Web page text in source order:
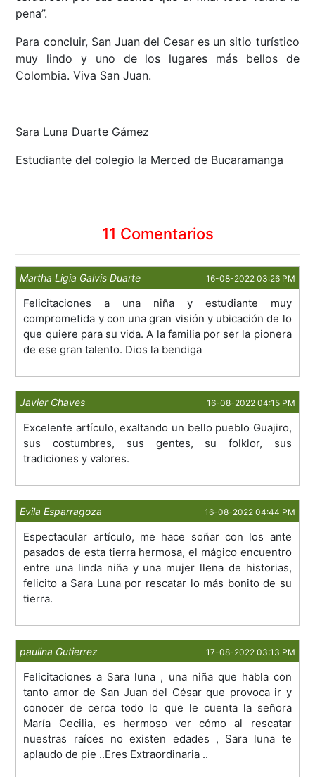
pena”.
Para concluir, San Juan del Cesar es un sitio turístico
muy lindo y uno de los lugares más bellos de
Colombia. Viva San Juan.
Sara Luna Duarte Gámez
Estudiante del colegio la Merced de Bucaramanga
11 Comentarios
Martha Ligia Galvis Duarte 16-08-2022 03:26 PM
Felicitaciones a una niña y estudiante muy
comprometida y con una gran visión y ubicación de lo
que quiere para su vida. A la familia por ser la pionera
de ese gran talento. Dios la bendiga
Javier Chaves 16-08-2022 04:15 PM
Excelente artículo, exaltando un bello pueblo Guajiro,
sus costumbres, sus gentes, su folklor, sus
tradiciones y valores.
Evila Esparragoza 16-08-2022 04:44 PM
Espectacular artículo, me hace soñar con los ante
pasados de esta tierra hermosa, el mágico encuentro
entre una linda niña y una mujer llena de historias,
felicito a Sara Luna por rescatar lo más bonito de su
tierra.
paulina Gutierrez 17-08-2022 03:13 PM
Felicitaciones a Sara luna , una niña que habla con
tanto amor de San Juan del César que provoca ir y
conocer de cerca todo lo que le cuenta la señora
María Cecilia, es hermoso ver cómo al rescatar
nuestras raíces no existen edades , Sara luna te
aplaudo de pie ..Eres Extraordinaria ..